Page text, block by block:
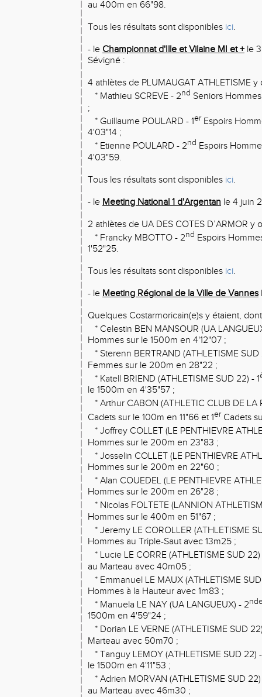
au 400m en 66"98.
Tous les résultats sont disponibles ici.
- le Championnat d'Ille et Vilaine MI et +le 3
Sévigné :
4 athlètes de PLUMAUGAT ATHLETISME
* Mathieu SCREVE - 2nd Seniors
;
* Guillaume POULARD - 1er Espoirs
4'03"14 ;
* Etienne POULARD - 2nd Espoirs
4'03"59.
Tous les résultats sont disponibles ici.
- le Meeting National 1 d'Argentan le 4 juin
2 athlètes de UA DES COTES D’ARMOR y
* Francky MBOTTO - 2nd Espoirs
1'52"25.
Tous les résultats sont disponibles ici.
- le Meeting Régional de la Ville de Vannes
Quelques Costarmoricain(e)s y étaient,
* Celestin BEN MANSOUR (UA
Hommes sur le 1500m en 4'12"07 ;
* Sterenn BERTRAND (ATHLETISME
Femmes sur le 200m en 28"22 ;
* Katell BRIEND (ATHLETISME SUD 22) - 1
le 1500m en 4'35"57 ;
* Arthur CABON (ATHLETIC CLUB DE LA
Cadets sur le 100m en 11"66 et 1er Cadets
* Joffrey COLLET (LE PENTHIEVRE
Hommes sur le 200m en 23"83 ;
* Josselin COLLET (LE PENTHIEVRE
Hommes sur le 200m en 22"60 ;
* Alan COUEDEL (LE PENTHIEVRE
Hommes sur le 200m en 26"28 ;
* Nicolas FOLTETE (LANNION
Hommes sur le 400m en 51"67 ;
* Jeremy LE COROLLER (ATHLETISME
Hommes au Triple-Saut avec 13m25 ;
* Lucie LE CORRE (ATHLETISME SUD 22)
au Marteau avec 40m05 ;
* Emmanuel LE MAUX (ATHLETISME
Hommes à la Hauteur avec 1m83 ;
* Manuela LE NAY (UA LANGUEUX) - 2
1500m en 4'59"24 ;
* Dorian LE VERNE (ATHLETISME SUD
Marteau avec 50m70 ;
* Tanguy LEMOY (ATHLETISME SUD 22) -
le 1500m en 4'11"53 ;
* Adrien MORVAN (ATHLETISME SUD
au Marteau avec 46m30 ;